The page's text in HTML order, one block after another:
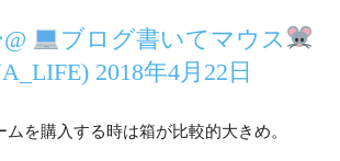
ブログ書いてマウス
2018年4月22日
ムを購入する時は箱が比較的大きめ。